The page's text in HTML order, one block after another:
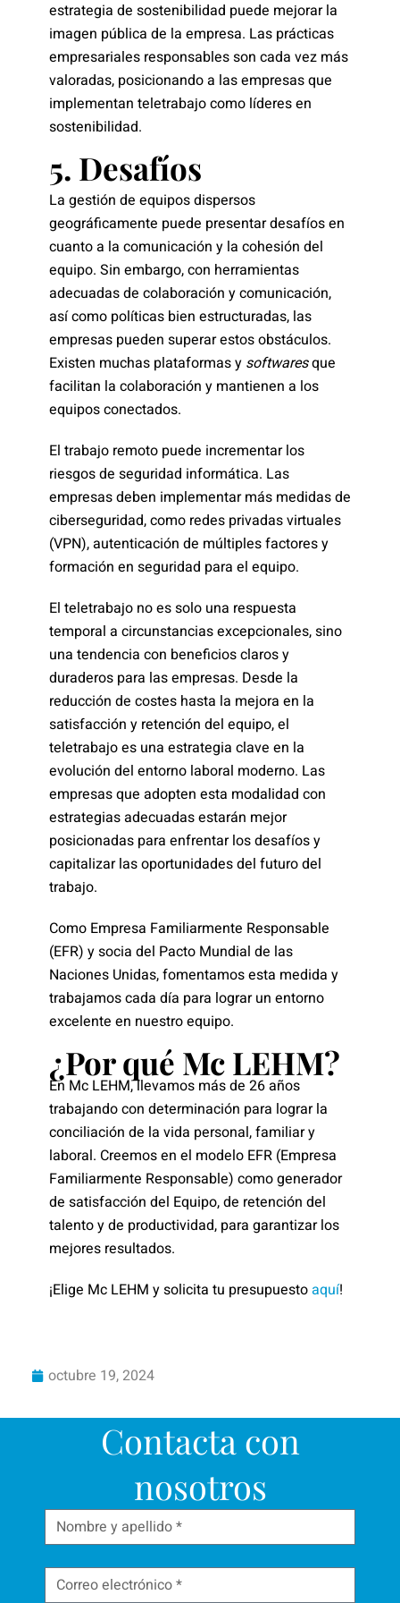
estrategia de sostenibilidad puede mejorar la
imagen pública de la empresa. Las prácticas
empresariales responsables son cada vez más
valoradas, posicionando a las empresas que
implementan teletrabajo como líderes en
sostenibilidad.
5. Desafíos
La gestión de equipos dispersos
geográficamente puede presentar desafíos en
cuanto a la comunicación y la cohesión del
equipo. Sin embargo, con herramientas
adecuadas de colaboración y comunicación,
así como políticas bien estructuradas, las
empresas pueden superar estos obstáculos.
Existen muchas plataformas y softwaresque
facilitan la colaboración y mantienen a los
equipos conectados.
El trabajo remoto puede incrementar los
riesgos de seguridad informática. Las
empresas deben implementar más medidas de
ciberseguridad, como redes privadas virtuales
(VPN), autenticación de múltiples factores y
formación en seguridad para el equipo.
El teletrabajo no es solo una respuesta
temporal a circunstancias excepcionales, sino
una tendencia con beneficios claros y
duraderos para las empresas. Desde la
reducción de costes hasta la mejora en la
satisfacción y retención del equipo, el
teletrabajo es una estrategia clave en la
evolución del entorno laboral moderno. Las
empresas que adopten esta modalidad con
estrategias adecuadas estarán mejor
posicionadas para enfrentar los desafíos y
capitalizar las oportunidades del futuro del
trabajo.
Como Empresa Familiarmente Responsable
(EFR) y socia del Pacto Mundial de las
Naciones Unidas, fomentamos esta medida y
trabajamos cada día para lograr un entorno
excelente en nuestro equipo.
¿Por qué Mc LEHM?
En Mc LEHM, llevamos más de 26 años
trabajando con determinación para lograr la
conciliación de la vida personal, familiar y
laboral. Creemos en el modelo EFR (Empresa
Familiarmente Responsable) como generador
de satisfacción del Equipo, de retención del
talento y de productividad, para garantizar los
mejores resultados.
¡Elige Mc LEHM y solicita tu presupuestoaquí!
octubre 19, 2024
Contacta con
nosotros